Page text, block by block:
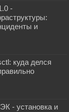
-
и
куда делся
- установка и